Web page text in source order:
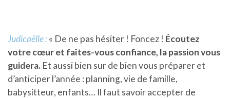
Judicaëlle :« De ne pas hésiter ! Foncez ! Écoutez
votre cœur et faîtes-vous confiance, la passion vous
guidera. Et aussi bien sur de bien vous préparer et
d’anticiper l’année : planning, vie de famille,
babysitteur, enfants… Il faut savoir accepter de